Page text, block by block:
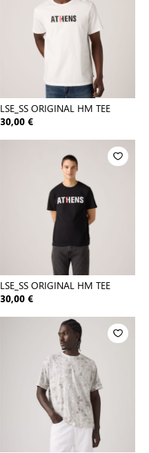
LSE_SS ORIGINAL HM TEE
30,00 €
LSE_SS ORIGINAL HM TEE
30,00 €